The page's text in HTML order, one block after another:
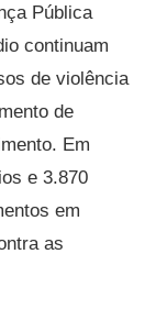
Pública
continuam
de violência
de
Em
e 3.870
em
as